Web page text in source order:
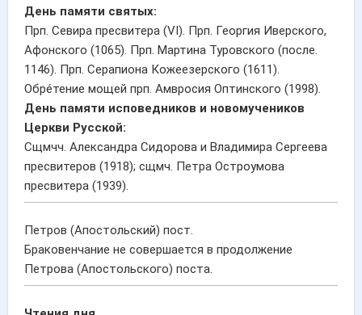
День памяти святых:
Прп. Севира пресвитера (VI). Прп. Георгия Иверского,
Афонского (1065). Прп. Мартина Туровского (после.
1146). Прп. Серапиона Кожеезерского (1611).
Обре́тение мощей прп. Амвросия Оптинского (1998).
День памяти исповедников и новомучеников
Церкви Русской:
Сщмчч. Александра Сидорова и Владимира Сергеева
пресвитеров (1918); сщмч. Петра Остроумова
пресвитера (1939).
Петров (Апостольский) пост.
Браковенчание не совершается в продолжение
Петрова (Апостольского) поста.